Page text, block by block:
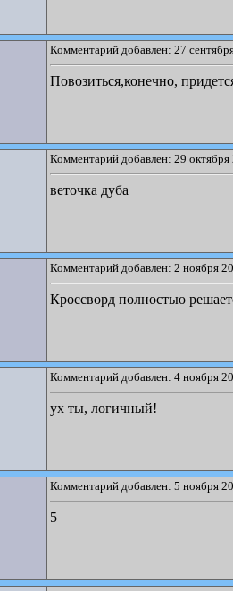
Комментарий добавлен: 27
Повозиться,конечно,
Комментарий добавлен: 29
веточка дуба
Комментарий добавлен: 2 ноября
Кроссворд полностью
Комментарий добавлен: 4 ноября
ух ты, логичный!
Комментарий добавлен: 5 ноября
5